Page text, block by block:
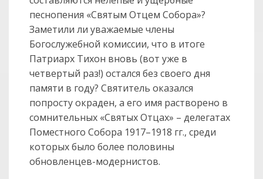
песнопения «Святым Отцем Собора»?
Заметили ли уважаемые члены
Богослужебной комиссии, что в итоге
Патриарх Тихон вновь (вот уже в
четвертый раз!) остался без своего дня
памяти в году? Святитель оказался
попросту окраден, а его имя растворено в
сомнительных «Святых Отцах» – делегатах
Поместного Собора 1917–1918 гг., среди
которых было более половины
обновленцев-модернистов.